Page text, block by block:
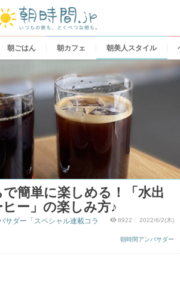
朝ごはん 朝カフェ 朝美人スタイル
簡単に楽しめる！「水出
ヒー」の楽しみ方♪
8922 2022/6/2(木)
朝時間アンバサダー
サダー「スペシャル連載コラ